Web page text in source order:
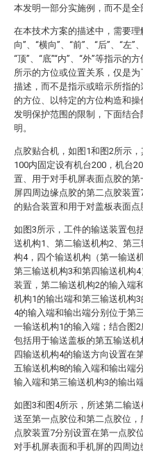
本发明一部分实施例，而不是全
在本技术方案的描述中，需要理
向”、“横向”、“前”、“后”、“左”
“顶”、“底”“内”、“外”等指示的
所示的方位或位置关系，仅是
描述，而不是指示或暗示所指
的方位、以特定的方位构造和
发明保护范围的限制，下面结
明。
点胶贴合机，如图1和图2所示
100内固定设有机台200，机台
置、用于对手机屏表面点胶的
屏四周边缘点胶的第二点胶装
的贴合装置和用于对盖板表面点
如图3所示，工件的输送装置包
送机构1、第二输送机构2、第
构4，四个输送机构（第一输送
第三输送机构3和第四输送机构
装置，第二输送机构2的输入端
机构1的输出端和第三输送机构
4的输入端和输出端分别位于第
一输送机构1的输入端；结合图
包括用于输送盖板的第五输送
四输送机构4的输送方向设置在
五输送机构8的输入端和输出端
输入端和第三输送机构3的输出
如图3和图4所示，所述第二输
送至第一点胶位和第二点胶位
点胶装置7分别设置在第一点胶
对手机屏表面和手机屏的四周边